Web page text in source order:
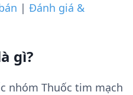
| Đánh giá &
gì?
nhóm Thuốc tim mạch